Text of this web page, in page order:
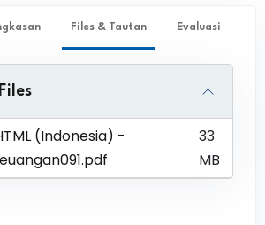
Files & Tautan Evaluasi
(Indonesia) -
33
MB